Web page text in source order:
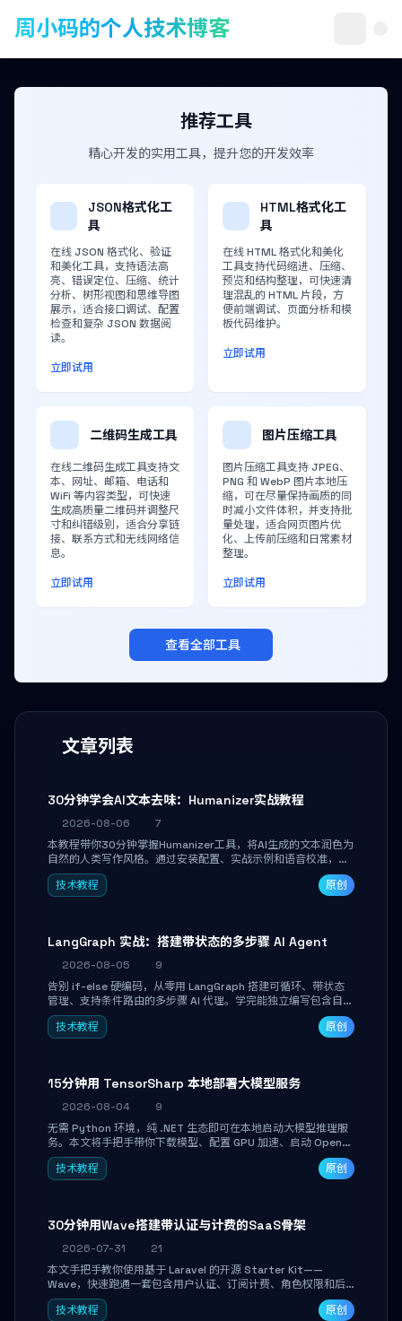
周小码的个人技术博客
文章列表
30分钟学会AI文本去味：Humanizer实战教程
2026-08-06
7
本教程带你30分钟掌握Humanizer工具，将AI生成的文本润色为
自然的人类写作风格。通过安装配置、实战示例和语音校准，让
你的内容告别AI痕迹，匹配个人写作习惯，适合内容创作者和技
术博主。
技术教程 原创
LangGraph 实战：搭建带状态的多步骤 AI Agent
2026-08-05
9
告别 if-else 硬编码，从零用 LangGraph 搭建可循环、带状态
管理、支持条件路由的多步骤 AI 代理。学完能独立编写包含自动
决策、工具调用和持久化状态的复杂工作流，并避开递归溢出、
状态丢失等常见坑点。
技术教程 原创
15分钟用 TensorSharp 本地部署大模型服务
2026-08-04
9
无需 Python 环境，纯 .NET 生态即可在本地启动大模型推理服
务。本文将手把手带你下载模型、配置 GPU 加速、启动 OpenAI
兼容 API，并在 C# 业务代码中无缝调用。数据不出网，零门槛
搞定本地 LLM 部署。
技术教程 原创
30分钟用Wave搭建带认证与计费的SaaS骨架
2026-07-31
21
本文手把手教你使用基于 Laravel 的开源 Starter Kit——
Wave，快速跑通一套包含用户认证、订阅计费、角色权限和后
台管理的完整 SaaS 骨架。附带 Stripe 测试支付对接与自定义
业务页面开发实战，助你省去重复基建时间，将精力聚焦于核心
技术教程 原创
推荐工具
精心开发的实用工具，提升您的开发效率
JSON格式化工
具
在线 JSON 格式化、验证
和美化工具，支持语法高
亮、错误定位、压缩、统计
分析、树形视图和思维导图
展示，适合接口调试、配置
检查和复杂 JSON 数据阅
读。
立即试用
HTML格式化工
具
在线 HTML 格式化和美化
工具支持代码缩进、压缩、
预览和结构整理，可快速清
理混乱的 HTML 片段，方
便前端调试、页面分析和模
板代码维护。
立即试用
二维码生成工具
在线二维码生成工具支持文
本、网址、邮箱、电话和
WiFi 等内容类型，可快速
生成高质量二维码并调整尺
寸和纠错级别，适合分享链
接、联系方式和无线网络信
息。
立即试用
图片压缩工具
图片压缩工具支持 JPEG、
PNG 和 WebP 图片本地压
缩，可在尽量保持画质的同
时减小文件体积，并支持批
量处理，适合网页图片优
化、上传前压缩和日常素材
整理。
立即试用
查看全部工具